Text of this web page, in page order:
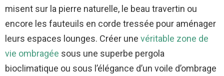
misent sur la pierre naturelle, le beau travertin ou
encore les fauteuils en corde tressée pour aménager
leurs espaces lounges. Créer une véritable zone de
vie ombragée sous une superbe pergola
bioclimatique ou sous l’élégance d’un voile d’ombrage